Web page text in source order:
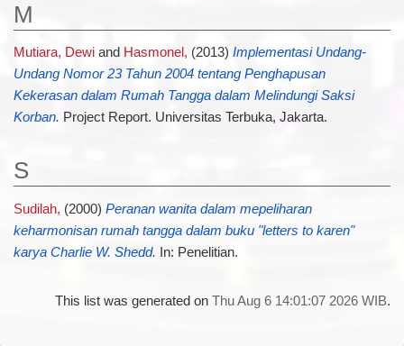
M
Mutiara, Dewiand Hasmonel, (2013) Implementasi Undang-
Undang Nomor 23 Tahun 2004 tentang Penghapusan
Kekerasan dalam Rumah Tangga dalam Melindungi Saksi
Korban. Project Report. Universitas Terbuka, Jakarta.
S
Sudilah, (2000) Peranan wanita dalam mepeliharan
keharmonisan rumah tangga dalam buku "letters to karen"
karya Charlie W. Shedd. In: Penelitian.
This list was generated onThu Aug 6 14:01:07 2026 WIB.